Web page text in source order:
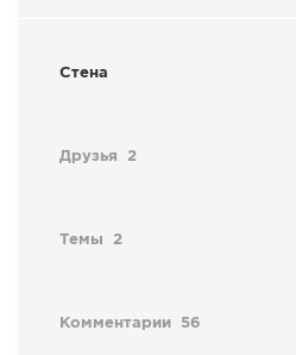
Стена
Друзья 2
Темы 2
Комментарии 56